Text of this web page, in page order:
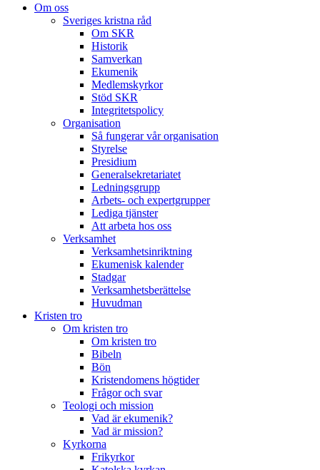
Om oss
Sveriges kristna råd
Om SKR
Historik
Samverkan
Ekumenik
Medlemskyrkor
Stöd SKR
Integritetspolicy
Organisation
Så fungerar vår organisation
Styrelse
Presidium
Generalsekretariatet
Ledningsgrupp
Arbets- och expertgrupper
Lediga tjänster
Att arbeta hos oss
Verksamhet
Verksamhetsinriktning
Ekumenisk kalender
Stadgar
Verksamhetsberättelse
Huvudman
Kristen tro
Om kristen tro
Om kristen tro
Bibeln
Bön
Kristendomens högtider
Frågor och svar
Teologi och mission
Vad är ekumenik?
Vad är mission?
Kyrkorna
Frikyrkor